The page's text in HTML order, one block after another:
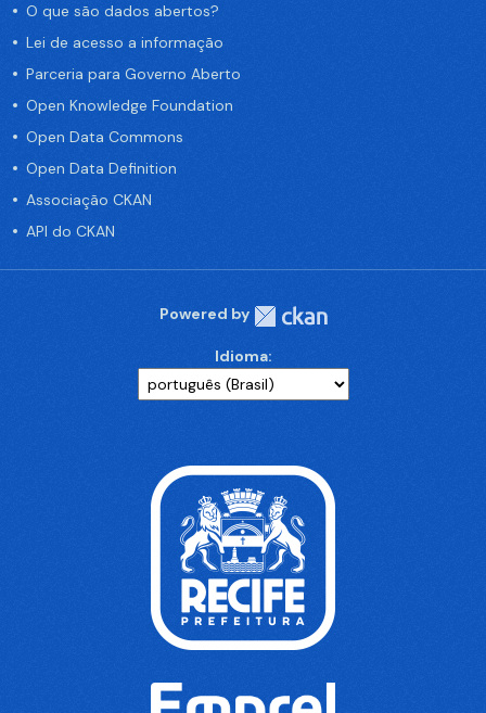
O que são dados abertos?
Lei de acesso a informação
Parceria para Governo Aberto
Open Knowledge Foundation
Open Data Commons
Open Data Definition
Associação CKAN
API do CKAN
Powered by
Idioma